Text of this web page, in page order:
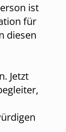
ist
für
diesen
Jetzt